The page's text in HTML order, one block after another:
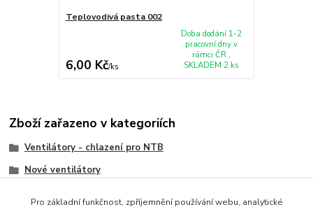
Teplovodivá pasta 002
6,00 Kč/ks
Doba dodání 1-2
pracovní dny v
rámci ČR ,
SKLADEM 2 ks
Zboží zařazeno v kategoriích
Ventilátory - chlazení pro NTB
Nové ventilátory
Pro základní funkčnost, zpříjemnění používání webu, analytické